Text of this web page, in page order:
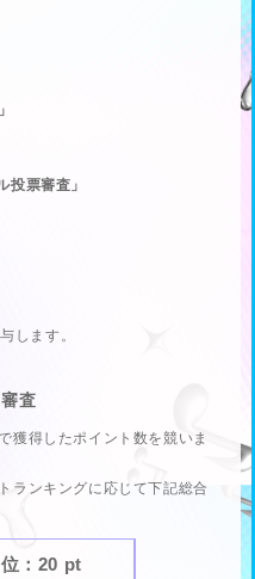
投票審査」
します。
査
獲得したポイント数を競いま
ランキングに応じて下記総合
：20 pt